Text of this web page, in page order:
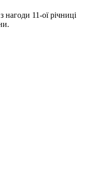
нагоди 11-ої річниці